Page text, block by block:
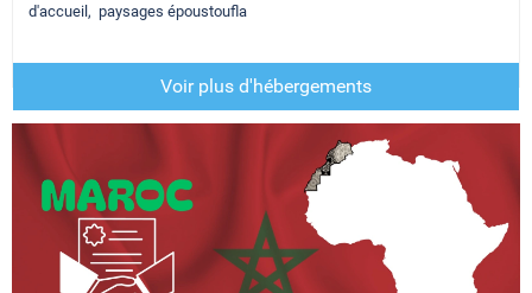
d'accueil, paysages époustoufla
Voir plus d'hébergements